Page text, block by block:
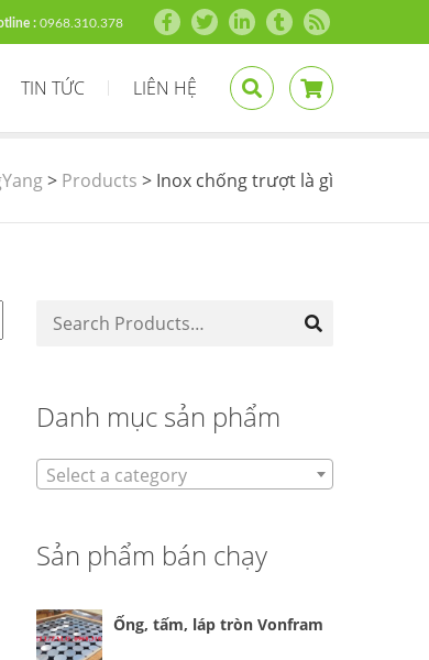
: 0968.310.378
TIN TỨC LIÊN HỆ
> Products > Inox chống trượt là gì
Danh mục sản phẩm
Select a category
Sản phẩm bán chạy
Ống, tấm, láp tròn Vonfram